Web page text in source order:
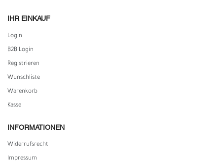
IHR EINKAUF
Login
B2B Login
Registrieren
Wunschliste
Warenkorb
Kasse
INFORMATIONEN
Widerrufs­recht
Impressum